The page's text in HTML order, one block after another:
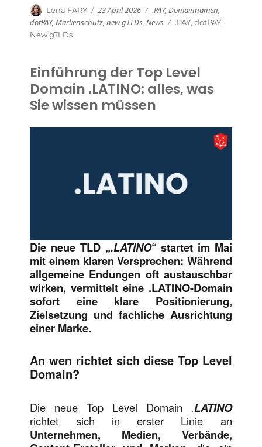
Autor
Lena FARY Veröffentlicht
am
23 April 2026 Kategorien
.PAY,Domainnamen,
dotPAY,Markenschutz,new gTLDs,News Schlagwörter
.PAY,dotPAY,
New gTLDs
Einführung der Top Level
Domain .LATINO: alles, was
Sie wissen müssen
Die neue TLD „.LATINO“ startet im Mai
mit einem klaren Versprechen: Während
allgemeine Endungen oft austauschbar
wirken, vermittelt eine .LATINO-Domain
sofort eine klare Positionierung,
Zielsetzung und fachliche Ausrichtung
einer Marke.
An wen richtet sich diese Top Level
Domain?
Die neue Top Level Domain .LATINO
richtet sich in erster Linie an
Unternehmen, Medien, Verbände,